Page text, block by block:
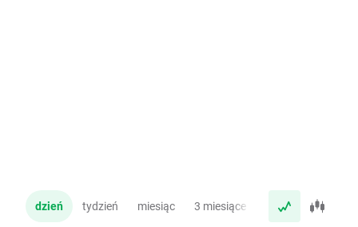
dzień tydzień miesiąc 3 miesiące rok